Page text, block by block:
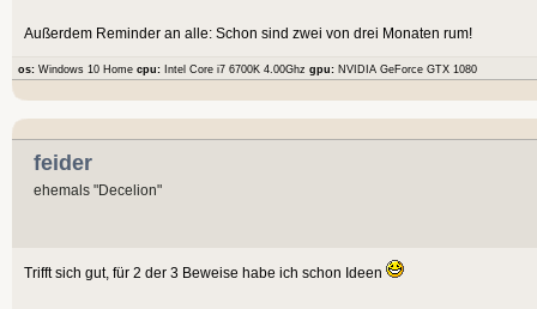
Außerdem Reminder an alle: Schon sind zwei von drei Monaten rum!
os: Windows 10 Home cpu: Intel Core i7 6700K 4.00Ghz gpu: NVIDIA GeForce GTX 1080
feider
ehemals "Decelion"
Trifft sich gut, für 2 der 3 Beweise habe ich schon Ideen